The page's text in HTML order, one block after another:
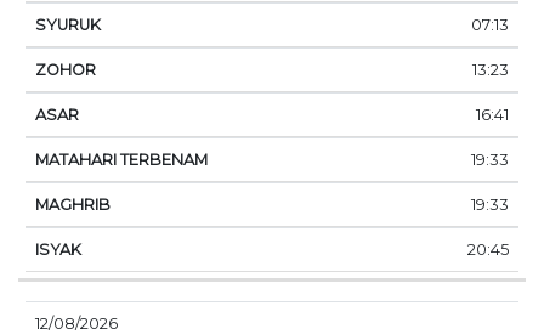
07:13
13:23
16:41
19:33
19:33
20:45
12/08/2026